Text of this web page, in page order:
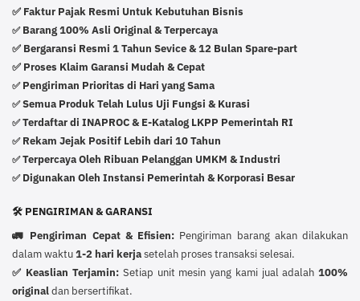
✅ Faktur Pajak Resmi Untuk Kebutuhan Bisnis
✅ Barang 100% Asli Original & Terpercaya
✅ Bergaransi Resmi 1 Tahun Sevice & 12 Bulan Spare-part
✅ Proses Klaim Garansi Mudah & Cepat
✅ Pengiriman Prioritas di Hari yang Sama
✅Semua Produk Telah Lulus Uji Fungsi & Kurasi
✅Terdaftar di INAPROC & E-Katalog LKPP Pemerintah RI
✅ Rekam Jejak Positif Lebih dari 10 Tahun
✅Terpercaya Oleh Ribuan Pelanggan UMKM & Industri
✅ Digunakan Oleh Instansi Pemerintah & Korporasi Besar
🛠️ PENGIRIMAN & GARANSI
🚛 Pengiriman Cepat & Efisien: Pengiriman barang akan dilakukan
dalam waktu1-2 hari kerjasetelah proses transaksi selesai.
✅ Keaslian Terjamin: Setiap unit mesin yang kami jual adalah100%
originaldan bersertifikat.